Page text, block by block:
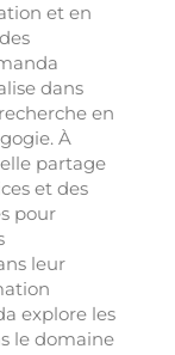
et en
dans
en
À
partage
et des
pour
leur
explore les
le domaine